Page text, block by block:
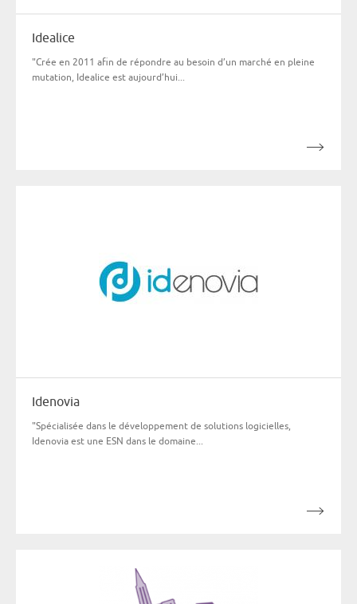
Idealice
"Crée en 2011 afin de répondre au besoin d’un marché en pleine
mutation, Idealice est aujourd’hui...
Idenovia
"Spécialisée dans le développement de solutions logicielles,
Idenovia est une ESN dans le domaine...